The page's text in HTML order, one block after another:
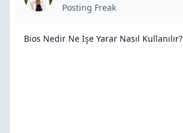
Posting Freak
Bios Nedir Ne İşe Yarar Nasıl Kullanılır?